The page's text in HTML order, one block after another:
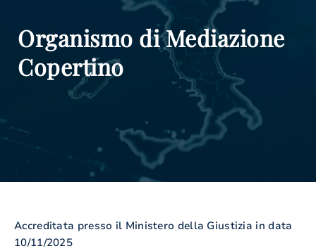
Organismo di Mediazione
Copertino
Accreditata presso il Ministero della Giustizia in data
10/11/2025